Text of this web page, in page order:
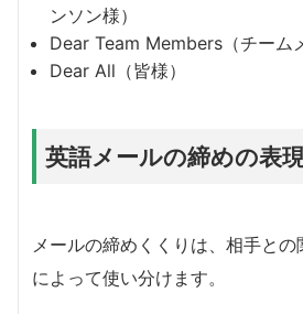
ンソン様）
Dear Team Members（チーム
Dear All（皆様）
英語メールの締めの表
メールの締めくくりは、相手と
によって使い分けます。